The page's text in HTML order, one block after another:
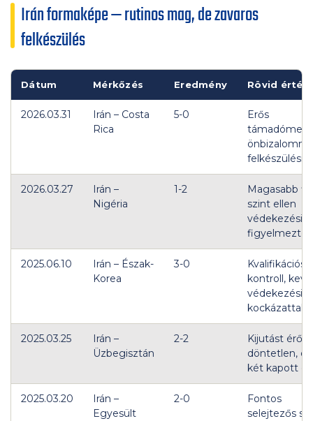
Irán formaképe — rutinos mag, de zavaros
felkészülés
Dátum Mérkőzés Eredmény Rövid
2026.03.31
Irán – Costa
Rica
5-0
Erős
felkészülési
2026.03.27
Irán –
Nigéria
1-2
Magasabb
szint ellen
védekezési
2025.06.10
Irán – Észak-
Korea
3-0
Kvalifikációs
kontroll,
védekezési
kockázattal.
2025.03.25
Irán –
Üzbegisztán
2-2
Kijutást érő
döntetlen, de
két kapott
2025.03.20
Irán –
Egyesült
2-0
Fontos
selejtezős